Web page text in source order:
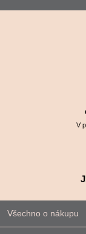
V
Všechno o nákupu